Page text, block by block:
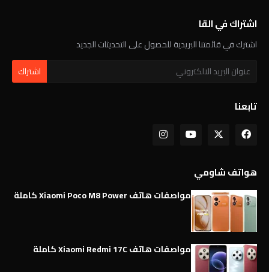
اشتراك في القا
اشترك في قائمتنا البريدية للحصول على التحديثات الجديد
تابعنا
هواتف شاومي
مواصفات هاتف Xiaomi Poco M8 Power كاملة
مواصفات هاتف Xiaomi Redmi 17C كاملة